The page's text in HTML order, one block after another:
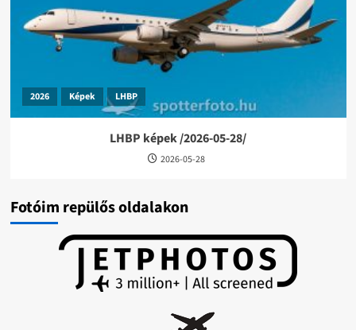
2026 Képek LHBP
LHBP képek /2026-05-28/
2026-05-28
Fotóim repülős oldalakon